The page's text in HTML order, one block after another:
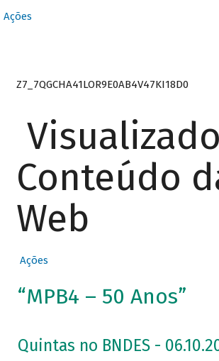
Ações
Z7_7QGCHA41LOR9E0AB4V47KI18D0
Conteúdo
Web
Ações
“MPB4 – 50 Anos”
Quintas no BNDES -